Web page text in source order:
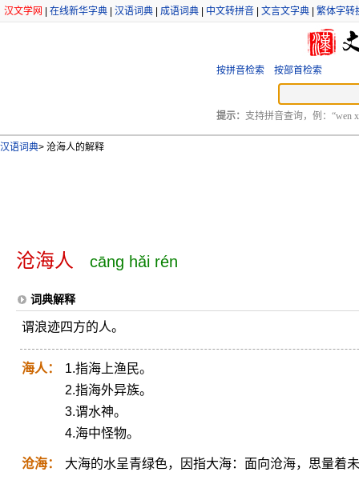
汉文学网 在线新华字典 汉语词典 成语词典 中文转拼音 文言文字典 繁体字转
按拼音检索 按部首检索
提示： 支持拼音查询，例：“wen
汉语词典> 沧海人的解释
沧海人 cāng hǎi rén
词典解释
谓浪迹四方的人。
海人：
1.指海上渔民。
2.指海外异族。
3.谓水神。
4.海中怪物。
沧海： 大海的水呈青绿色，因指大海：面向沧海，思量着